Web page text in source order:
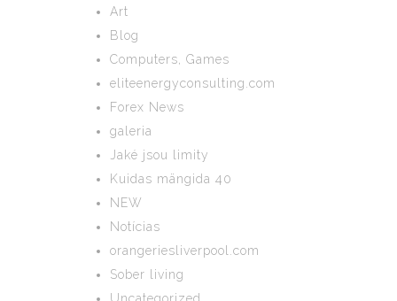
Art
Blog
Computers, Games
eliteenergyconsulting.com
Forex News
galeria
Jaké jsou limity
Kuidas mängida 40
NEW
Notícias
orangeriesliverpool.com
Sober living